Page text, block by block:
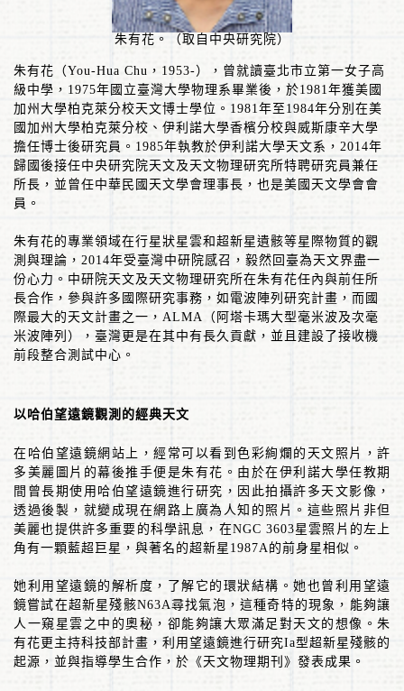
朱有花。（取自中央研究院）
朱有花（You-Hua Chu ， 1953-），曾就讀臺北市立第一女子高
級中學， 1975年國立臺灣大學物理系畢業後，於1981 年獲美國
加州大學柏克萊分校天文博士學位。 1981 年至 1984年分別在美
國加州大學柏克萊分校、伊利諾大學香檳分校與威斯康辛大學
擔任博士後研究員。 1985年執教於伊利諾大學天文系， 2014年
歸國後接任中央研究院天文及天文物理研究所特聘研究員兼任
所長，並曾任中華民國天文學會理事長，也是美國天文學會會
員。
朱有花的專業領域在行星狀星雲和超新星遺骸等星際物質的觀
測與理論， 2014年受臺灣中研院感召，毅然回臺為天文界盡一
份心力。中研院天文及天文物理研究所在朱有花任內與前任所
長合作，參與許多國際研究事務，如電波陣列研究計畫，而國
際最大的天文計畫之一， ALMA
（阿塔卡瑪大型毫米波及次毫
米波陣列），臺灣更是在其中有長久貢獻，並且建設了接收機
前段整合測試中心。
以哈伯望遠鏡觀測的經典天文
在哈伯望遠鏡網站上，經常可以看到色彩絢爛的天文照片，許
多美麗圖片的幕後推手便是朱有花。由於在伊利諾大學任教期
間曾長期使用哈伯望遠鏡進行研究，因此拍攝許多天文影像，
透過後製，就變成現在網路上廣為人知的照片。這些照片非但
美麗也提供許多重要的科學訊息，在NGC 3603星雲照片的左上
角有一顆藍超巨星，與著名的超新星 1987A 的前身星相似。
她利用望遠鏡的解析度，了解它的環狀結構。她也曾利用望遠
鏡嘗試在超新星殘骸N63A尋找氣泡，這種奇特的現象，能夠讓
人一窺星雲之中的奧秘，卻能夠讓大眾滿足對天文的想像。朱
有花更主持科技部計畫，利用望遠鏡進行研究Ia型超新星殘骸的
起源，並與指導學生合作，於《天文物理期刊》發表成果。